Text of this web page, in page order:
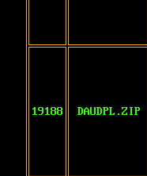
19188 DAUDPL.ZIP